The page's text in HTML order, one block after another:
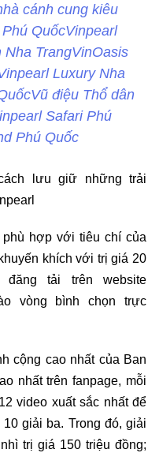
cánh cung kiêu
QuốcVinpearl
TrangVinOasis
Luxury Nha
điệu Thổ dân
Safari Phú
Phú Quốc
lưu giữ những trải
hợp với tiêu chí của
khích với trị giá 20
tải trên website
vòng bình chọn trực
cộng cao nhất của Ban
nhất trên fanpage, mỗi
video xuất sắc nhất để
giải ba. Trong đó, giải
trị giá 150 triệu đồng;